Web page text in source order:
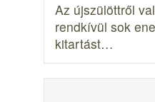
Az újszülöttről
rendkívül sok
kitartást…